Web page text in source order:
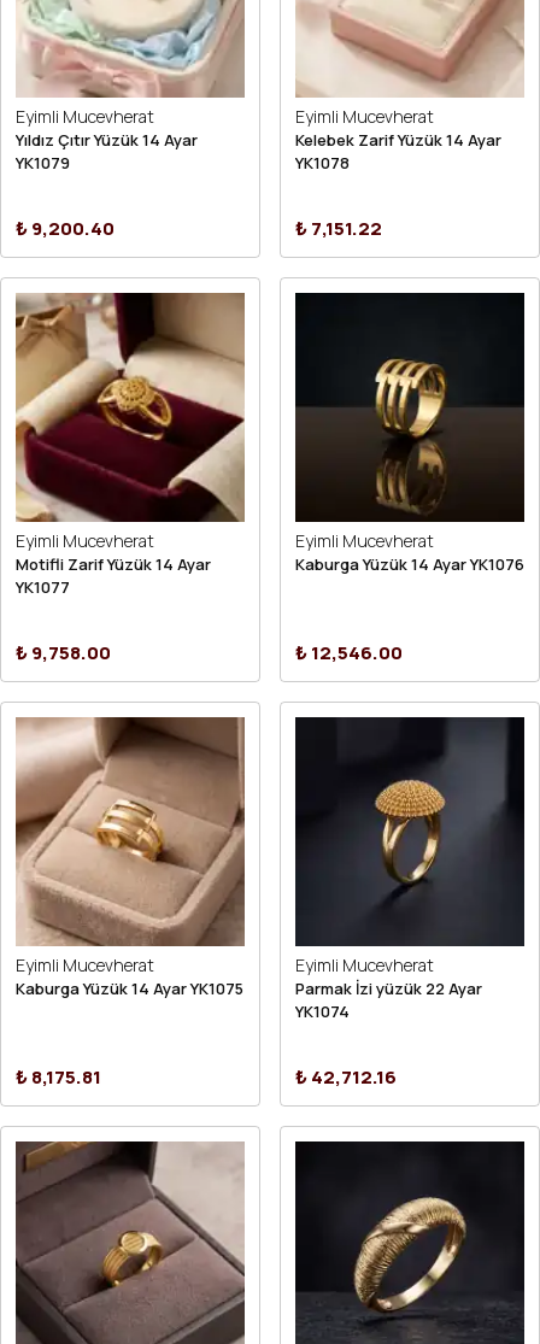
Eyimli Mucevherat
Yıldız Çıtır Yüzük 14 Ayar
YK1079
₺ 9,200.40
Eyimli Mucevherat
Kelebek Zarif Yüzük 14 Ayar
YK1078
₺ 7,151.22
Eyimli Mucevherat
Motifli Zarif Yüzük 14 Ayar
YK1077
₺ 9,758.00
Eyimli Mucevherat
Kaburga Yüzük 14 Ayar YK1076
₺ 12,546.00
Eyimli Mucevherat
Kaburga Yüzük 14 Ayar YK1075
₺ 8,175.81
Eyimli Mucevherat
Parmak İzi yüzük 22 Ayar
YK1074
₺ 42,712.16